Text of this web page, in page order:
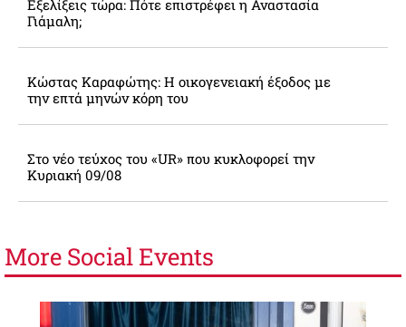
Εξελίξεις τώρα: Πότε επιστρέφει η Αναστασία
Γιάμαλη;
Κώστας Καραφώτης: Η οικογενειακή έξοδος με
την επτά μηνών κόρη του
Στο νέο τεύχος του «UR» που κυκλοφορεί την
Κυριακή 09/08
More Social Events